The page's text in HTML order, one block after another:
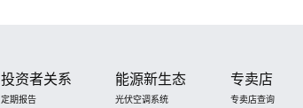
投资者关系
定期报告
能源新生态
光伏空调系统
专卖店
专卖店查询